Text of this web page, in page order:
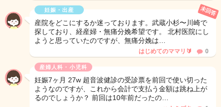
妊娠・出産
産院をどこにするか迷っております。武蔵小杉〜川崎で
探しており、経産婦・無痛分娩希望です。 北村医院にし
ようと思っていたのですが、無痛分娩は…
未回答
はじめてのママリ🔰 0
産婦人科・小児科
妊娠7ヶ月 27w 超音波健診の受診票を前回で使い切った
ようなのですが、これから会計で支払う金額は跳ね上が
るのでしょうか？ 前回は10年前だったの…